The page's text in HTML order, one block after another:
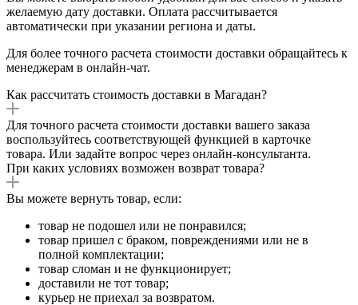
желаемую дату доставки. Оплата рассчитывается
автоматически при указании региона и даты.
Для более точного расчета стоимости доставки обращайтесь к
менеджерам в онлайн-чат.
Как рассчитать стоимость доставки в Магадан?
Для точного расчета стоимости доставки вашего заказа
воспользуйтесь соответствующей функцией в карточке
товара. Или задайте вопрос через онлайн-консультанта.
При каких условиях возможен возврат товара?
Вы можете вернуть товар, если:
товар не подошел или не понравился;
товар пришел с браком, повреждениями или не в
полной комплектации;
товар сломан и не функционирует;
доставили не тот товар;
курьер не приехал за возвратом.